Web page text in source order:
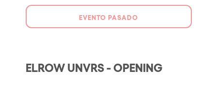
elrow Island 2026
elrow Shop
Our Creative World
EVENTO PASADO
ELROW UNVRS - OPENING